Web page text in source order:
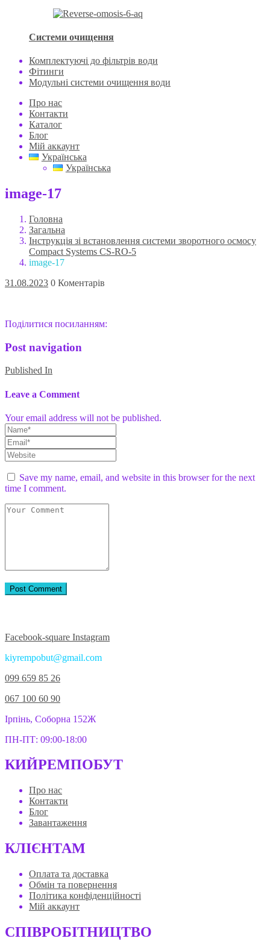
Системи очищення
Комплектуючі до фільтрів води
Фітинги
Модульні системи очищення води
Про нас
Контакти
Каталог
Блог
Мій аккаунт
Українська
Українська
image-17
Головна
Загальна
Інструкція зі встановлення системи зворотного осмосу
Compact Systems CS-RO-5
image-17
31.08.2023 0 Коментарів
Поділитися посиланням:
Post navigation
Published In
Leave a Comment
Your email address will not be published.
Save my name, email, and website in this browser for the next
time I comment.
Facebook-square Instagram
kiyrempobut@gmail.com
099 659 85 26
067 100 60 90
Ірпінь, Соборна 152Ж
ПН-ПТ: 09:00-18:00
КИЙРЕМПОБУТ
Про нас
Контакти
Блог
Завантаження
КЛІЄНТАМ
Оплата та доставка
Обмін та повернення
Політика конфіденційності
Мій аккаунт
СПІВРОБІТНИЦТВО